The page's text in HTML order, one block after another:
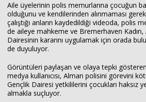
Aile üyelerinin polis memurlarına çocuğun
olduğunu ve kendilerinden alınmaması
çalıştığı anların kaydedildiği videoda, polis
de aileye mahkeme ve Bremerhaven Kadın,
Dairesinin kararını uygulamak için orada
de duyuluyor.
Görüntüleri paylaşan ve olaya tepki
medya kullanıcısı, Alman polisini görevini
Gençlik Dairesi yetkililerini çocukları haksız
almakla suçluyor.